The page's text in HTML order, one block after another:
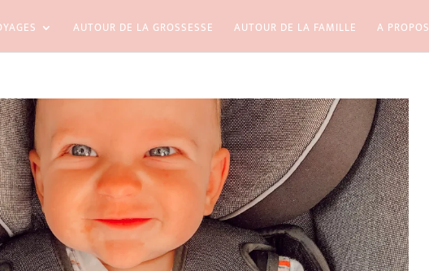
AUTOUR DE LA GROSSESSE AUTOUR DE LA FAMILLE A PROPOS